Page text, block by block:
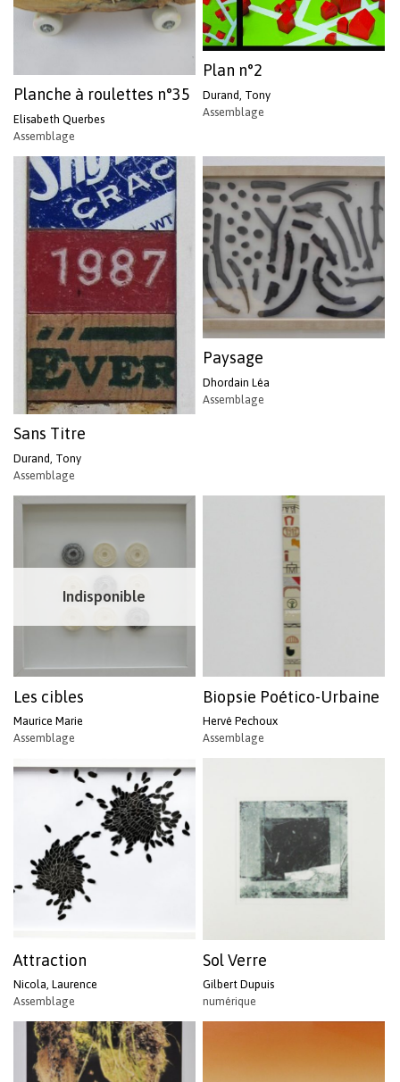
Votre panier est vide.
Planche à roulettes n°35
Elisabeth Querbes
Assemblage
Plan n°2
Durand, Tony
Assemblage
Sans Titre
Durand, Tony
Assemblage
Paysage
Dhordain Léa
Assemblage
Indisponible
Les cibles
Maurice Marie
Assemblage
Biopsie Poético-Urbaine
Hervé Pechoux
Assemblage
Attraction
Nicola, Laurence
Assemblage
Sol Verre
Gilbert Dupuis
numérique